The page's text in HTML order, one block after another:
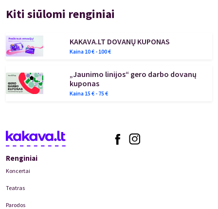
Kiti siūlomi renginiai
KAKAVA.LT DOVANŲ KUPONAS
Kaina 10€ - 100€
„Jaunimo linijos“ gero darbo dovanų
kuponas
Kaina 15 € - 75 €
Renginiai
Koncertai
Teatras
Parodos